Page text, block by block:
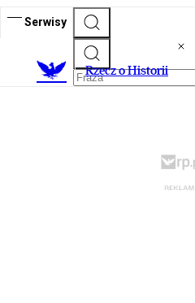
Serwisy
Rzecz o Historii